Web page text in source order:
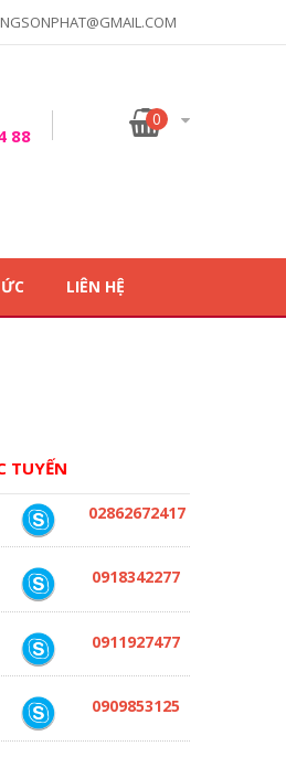
88
0
LIÊN HỆ
TUYẾN
02862672417
0918342277
0911927477
0909853125